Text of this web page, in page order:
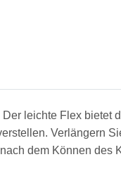
leichte Flex
Verlängern
dem Können des